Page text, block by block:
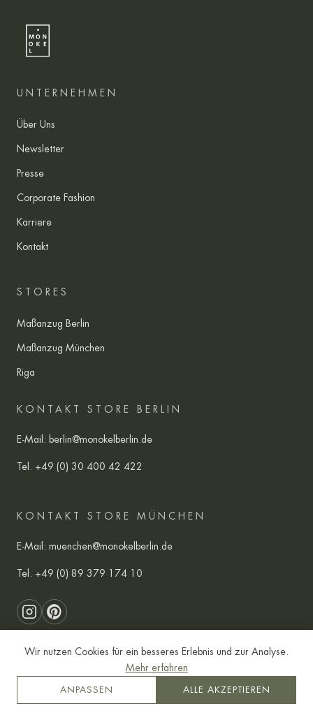
UNTERNEHMEN
Über Uns
Newsletter
Presse
Corporate Fashion
Karriere
Kontakt
STORES
Maßanzug Berlin
Maßanzug München
Riga
KONTAKT STORE BERLIN
E-Mail: berlin@monokelberlin.de
Tel. +49 (0) 30 400 42 422
KONTAKT STORE MÜNCHEN
E-Mail: muenchen@monokelberlin.de
Tel. +49 (0) 89 379 174 10
Wir nutzen Cookies für ein besseres Erlebnis und zur Analyse.
Mehr erfahren
ANPASSEN ALLE AKZEPTIEREN